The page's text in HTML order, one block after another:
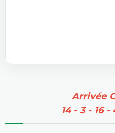
Arrivée
14 - 3 - 16 -